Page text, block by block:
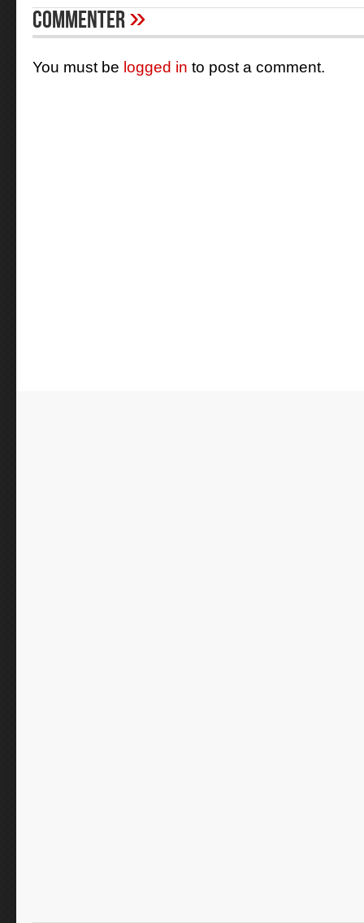
Commenter»
You must be logged in to post a comment.